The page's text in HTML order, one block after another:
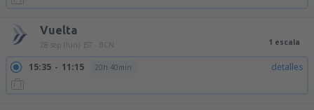
Vuelta
28 sep (lun) IST - BCN 1 escala
15:35 11:15 20h 40min detalles